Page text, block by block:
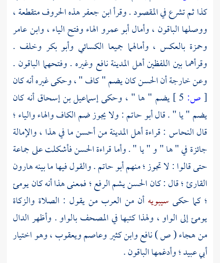
كذا ثم تشرع في المقصود . وقرأابن جعفرهذه الحروف متقطعة ،
ووصلها الباقون ، وأمالأبو عمروالهاء وفتح الياء ،وابن عامر
وحمزة بالعكس ، وأمالهما جميعا الكسائي وأبو بكر وخلف .
وقرأهما بين اللفظينأهلالمدينةنافع وغيره . وفتحهما الباقون .
وعنخارجةأنالحسنكان يضم " كاف " ، وحكى غيره أنه كان
[ص: يضم " ها " ، وحكىإسماعيل بن إسحاقأنه كان
يضم " يا " . قالأبو حاتم: ولا يجوز ضم الكاف والهاء والياء ؛
قالالنحاس : قراءةأهلالمدينةمن أحسن ما في هذا ، والإمالة
جائزة في " ها " و " يا " . وأما قراءةالحسنفأشكلت على جماعة
حتى قالوا : لا تجوز ؛ منهمأبو حاتم. والقول فيها ما بينههارون
القارئ ؛قال : كانالحسنيشم الرفع ؛ فمعنى هذا أنه كان يومئ
؛ كما حكى سيبويهأن من العرب من يقول : الصلاة والزكاة
يومئ إلى الواو ، ولهذا كتبها في المصحف بالواو . وأظهر الدال
من هجاء ( ص )نافعوابن كثيروعاصمويعقوب ،وهو اختيار
أبي عبيد ؛وأدغمها الباقون .